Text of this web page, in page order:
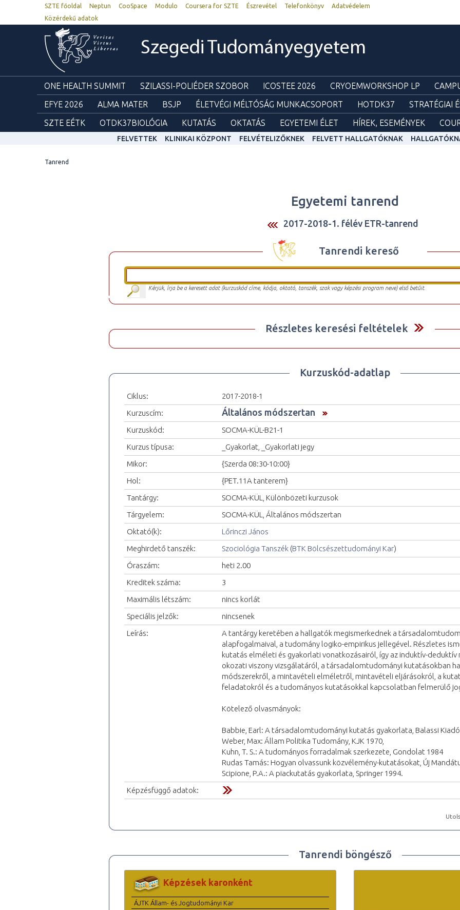
SZTE főoldal Neptun CooSpace Modulo Coursera for SZTE Észrevétel Telefonkönyv
Adatvédelem
Közérdekű adatok
Szegedi Tudományegyetem
ONE HEALTH SUMMIT SZILASSI-POLIÉDER SZOBOR ICOSTEE 2026 CRYOEMWORKSHOP LP
EFYE 2026
ALMA MATER BSJP ÉLETVÉGI MÉLTÓSÁG MUNKACSOPORT HOTDK37 STRATÉGIAI
SZTE EÉTK
OTDK37BIOLÓGIA KUTATÁS OKTATÁS EGYETEMI ÉLET HÍREK, ESEMÉNYEK
FELVETTEK KLINIKAI KÖZPONT FELVÉTELIZŐKNEK FELVETT HALLGATÓKNAK
Tanrend
Egyetemi tanrend
2017-2018-1. félév ETR-tanrend
Tanrendi kereső
Kérjük, írja be a keresett adat (kurzuskód címe, kódja, oktató, tanszék, szak vagy képzési program neve) első betűit.
Részletes keresési feltételek
Kurzuskód-adatlap
Ciklus:
2017-2018-1
Kurzuscím:
Általános módszertan
Kurzuskód:
SOCMA-KÜL-B21-1
Kurzus típusa:
_Gyakorlat, _Gyakorlati jegy
Mikor:
{Szerda 08:30-10:00}
Hol:
{PET.11A tanterem}
Tantárgy:
SOCMA-KÜL, Különbözeti kurzusok
Tárgyelem:
SOCMA-KÜL, Általános módszertan
Oktató(k):
Lőrinczi János
Meghirdető tanszék:
Szociológia Tanszék (BTK Bölcsészettudományi Kar)
Óraszám:
heti 2.00
Kreditek száma:
3
Maximális létszám:
nincs korlát
Speciális jelzők:
nincsenek
Leírás:
A tantárgy keretében a hallgatók megismerkednek a
alapfogalmaival, a tudomány logiko-empirikus jellegével. Részletes
kutatás elméleti és gyakorlati vonatkozásairól, így az induktív-deduktív
okozati viszony vizsgálatáról, a társadalomtudományi kutatásokban
módszerekről, a mintavételi elméletről, mintavételi eljárásokról, a
feladatokról és a tudományos kutatásokkal kapcsolatban felmerülő
Kötelező olvasmányok:
Babbie, Earl: A társadalomtudományi kutatás gyakorlata, Balassi
Weber, Max: Állam Politika Tudomány, KJK 1970,
Kuhn, T. S.: A tudományos forradalmak szerkezete, Gondolat 1984
Rudas Tamás: Hogyan olvassunk közvélemény-kutatásokat, Új
Scipione, P.A.: A piackutatás gyakorlata, Springer 1994.
Képzésfüggő adatok:
Tanrendi böngésző
Képzések karonként
ÁJTK Állam- és Jogtudományi Kar